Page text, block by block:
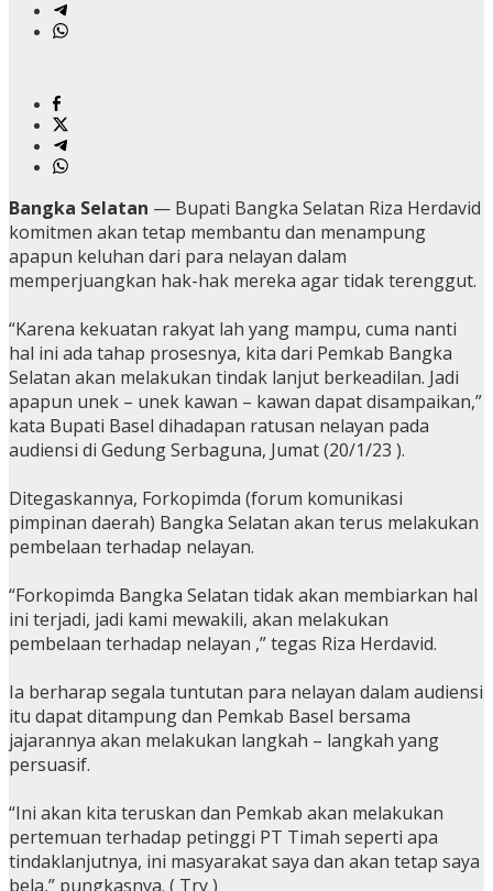
Bangka Selatan — Bupati Bangka Selatan Riza Herdavid
komitmen akan tetap membantu dan menampung
apapun keluhan dari para nelayan dalam
memperjuangkan hak-hak mereka agar tidak terenggut.
“Karena kekuatan rakyat lah yang mampu, cuma nanti
hal ini ada tahap prosesnya, kita dari Pemkab Bangka
Selatan akan melakukan tindak lanjut berkeadilan. Jadi
apapun unek – unek kawan – kawan dapat disampaikan,”
kata Bupati Basel dihadapan ratusan nelayan pada
audiensi di Gedung Serbaguna, Jumat (20/1/23 ).
Ditegaskannya, Forkopimda (forum komunikasi
pimpinan daerah) Bangka Selatan akan terus melakukan
pembelaan terhadap nelayan.
“Forkopimda Bangka Selatan tidak akan membiarkan hal
ini terjadi, jadi kami mewakili, akan melakukan
pembelaan terhadap nelayan ,” tegas Riza Herdavid.
Ia berharap segala tuntutan para nelayan dalam audiensi
itu dapat ditampung dan Pemkab Basel bersama
jajarannya akan melakukan langkah – langkah yang
persuasif.
“Ini akan kita teruskan dan Pemkab akan melakukan
pertemuan terhadap petinggi PT Timah seperti apa
tindaklanjutnya, ini masyarakat saya dan akan tetap saya
bela,” pungkasnya. ( Try )